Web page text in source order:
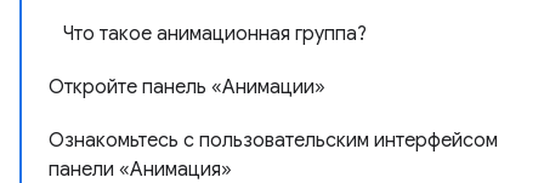
Что такое анимационная группа?
Откройте панель «Анимации»
Ознакомьтесь с пользовательским интерфейсом
панели «Анимация»